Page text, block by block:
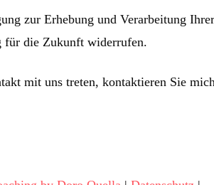
zur Erhebung und Verarbeitung
für die Zukunft widerrufen.
mit uns treten, kontaktieren Sie